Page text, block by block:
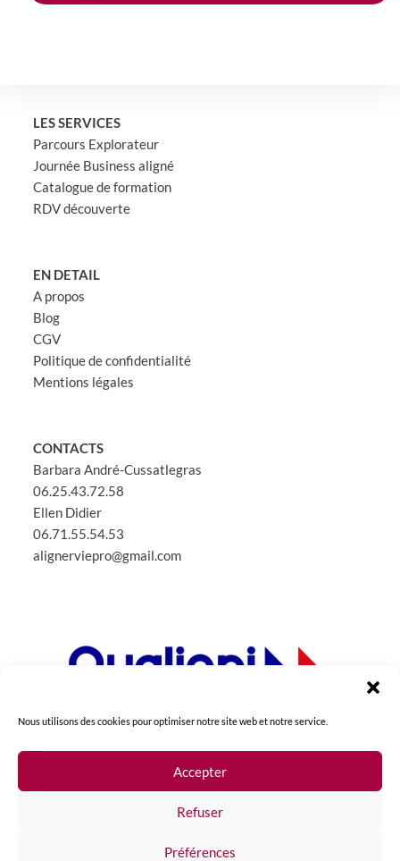
Nous utilisons des cookies pour optimiser notre site web et notre service.
Accepter
Refuser
Préférences
LES SERVICES
Parcours Explorateur
Journée Business aligné
Catalogue de formation
RDV découverte
EN DETAIL
A propos
Blog
CGV
Politique de confidentialité
Mentions légales
CONTACTS
Barbara André-Cussatlegras
06.25.43.72.58
Ellen Didier
06.71.55.54.53
alignerviepro@gmail.com
catégorie : action de formation> télécharger